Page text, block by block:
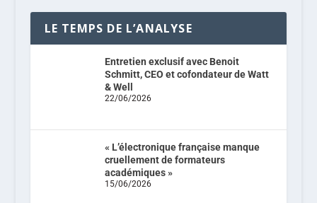
LE TEMPS DE L’ANALYSE
Entretien exclusif avec Benoit
Schmitt, CEO et cofondateur de Watt
& Well
22/06/2026
« L’électronique française manque
cruellement de formateurs
académiques »
15/06/2026